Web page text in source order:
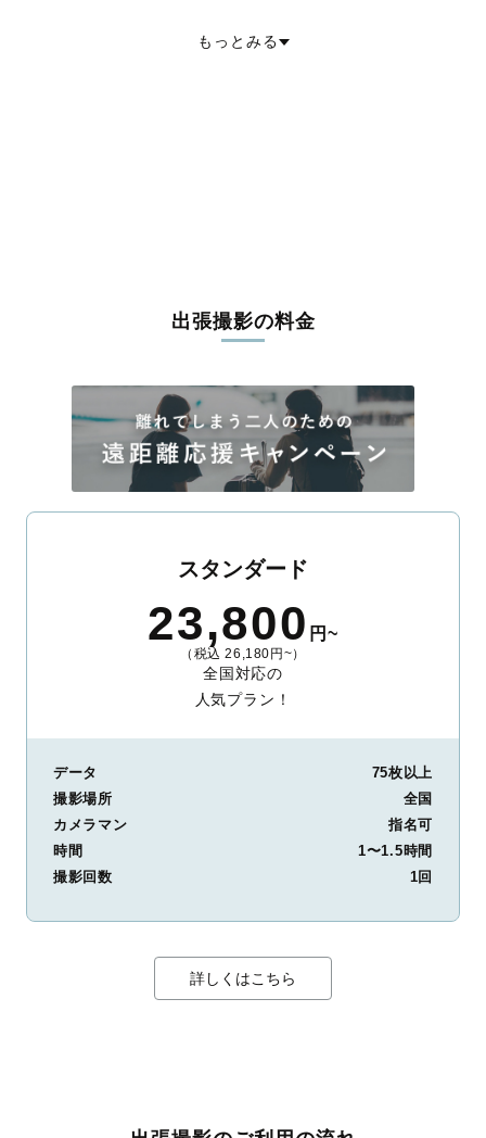
多摩市 稲城市羽村市
もっとみる
出張撮影の料金
スタンダード
23,800 円~
（税込 26,180円~）
全国対応の
人気プラン！
データ
75枚以上
撮影場所
全国
カメラマン
指名可
時間
1〜1.5時間
撮影回数
1回
詳しくはこちら